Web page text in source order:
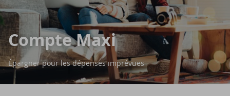
Compte Maxi
Épargner pour les dépenses imprévues